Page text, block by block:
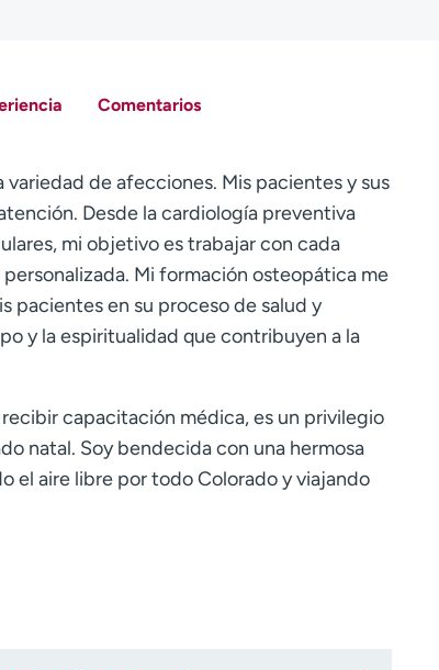
Comentarios
de afecciones. Mis pacientes y sus
Desde la cardiología preventiva
mi objetivo es trabajar con cada
Mi formación osteopática me
pacientes en su proceso de salud y
y la espiritualidad que contribuyen a la
capacitación médica, es un privilegio
natal. Soy bendecida con una hermosa
el aire libre por todo Colorado y viajando